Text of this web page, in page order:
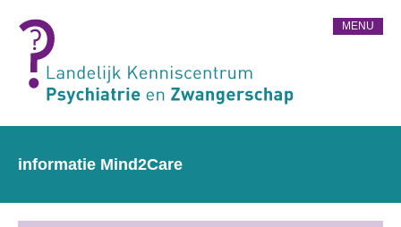
MENU
informatie Mind2Care